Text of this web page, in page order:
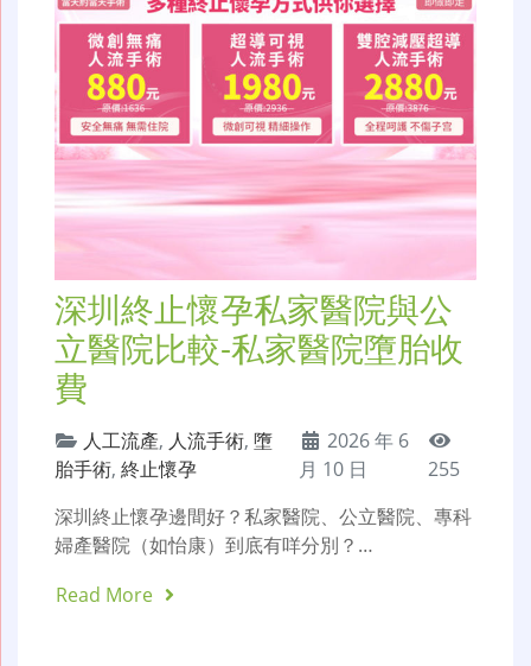
深圳終止懷孕私家醫院與公
立醫院比較-私家醫院墮胎收
費
人工流產, 人流手術, 墮
胎手術, 終止懷孕
2026 年 6
月 10 日
255
深圳終止懷孕邊間好？私家醫院、公立醫院、專科
婦產醫院（如怡康）到底有咩分別？…
Read More